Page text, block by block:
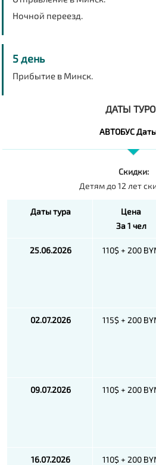
Ночной переезд.
5 день
Прибытие в Минск.
ДАТЫ
АВТОБУС
Скидки:
Детям до 12 лет
Даты тура
Цена
За 1 чел
25.06.2026 110$ + 200
02.07.2026 115$ + 200
09.07.2026 110$ + 200
16.07.2026 110$ + 200